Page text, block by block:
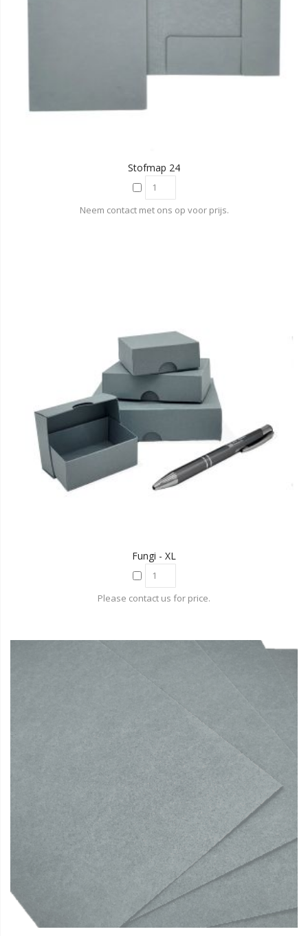
Stofmap 24
Neem contact met ons op voor prijs.
Fungi - XL
Please contact us for price.